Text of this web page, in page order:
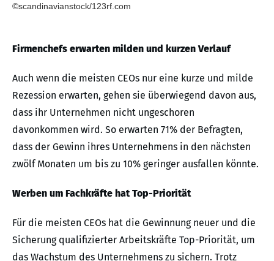
©scandinavianstock/123rf.com
Firmenchefs erwarten milden und kurzen Verlauf
Auch wenn die meisten CEOs nur eine kurze und milde
Rezession erwarten, gehen sie überwiegend davon aus,
dass ihr Unternehmen nicht ungeschoren
davonkommen wird. So erwarten 71% der Befragten,
dass der Gewinn ihres Unternehmens in den nächsten
zwölf Monaten um bis zu 10% geringer ausfallen könnte.
Werben um Fachkräfte hat Top-Priorität
Für die meisten CEOs hat die Gewinnung neuer und die
Sicherung qualifizierter Arbeitskräfte Top-Priorität, um
das Wachstum des Unternehmens zu sichern. Trotz